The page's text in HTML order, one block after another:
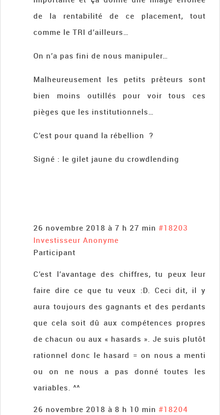
de la rentabilité de ce placement, tout
comme le TRI d’ailleurs…
On n’a pas fini de nous manipuler…
Malheureusement les petits prêteurs sont
bien moins outillés pour voir tous ces
pièges que les institutionnels…
C’est pour quand la rébellion ?
Signé : le gilet jaune du crowdlending
26 novembre 2018 à 7 h 27 min #18203
Investisseur Anonyme
Participant
C’est l’avantage des chiffres, tu peux leur
faire dire ce que tu veux :D. Ceci dit, il y
aura toujours des gagnants et des perdants
que cela soit dû aux compétences propres
de chacun ou aux « hasards ». Je suis plutôt
rationnel donc le hasard = on nous a menti
ou on ne nous a pas donné toutes les
variables. ^^
26 novembre 2018 à 8 h 10 min #18204